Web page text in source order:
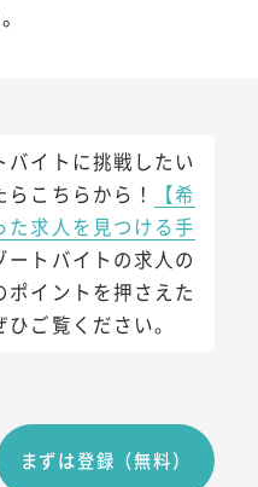
バイトに挑戦したい
らこちらから！
【希
た求人を見つける手
ートバイトの求人の
ポイントを押さえた
ご覧ください。
まずは登録（無料）